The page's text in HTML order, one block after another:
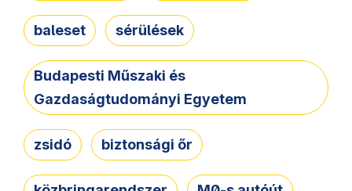
baleset sérülések
Budapesti Műszaki és
Gazdaságtudományi Egyetem
zsidó biztonsági őr